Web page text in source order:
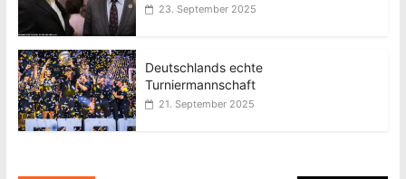
23. September 2025
Deutschlands echte
Turniermannschaft
21. September 2025